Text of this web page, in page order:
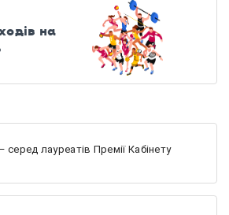
на
серед лауреатів Премії Кабінету